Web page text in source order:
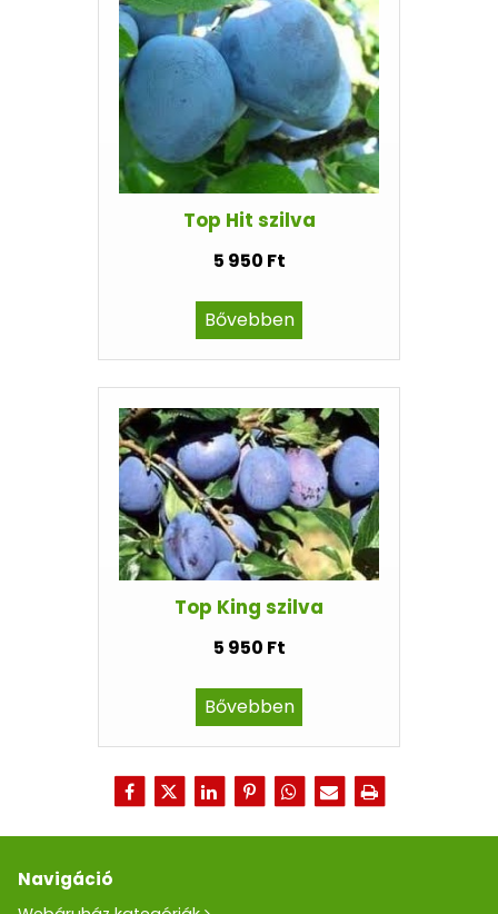
Top Hit szilva
5 950 Ft
Bővebben
Top King szilva
5 950 Ft
Bővebben
Navigáció